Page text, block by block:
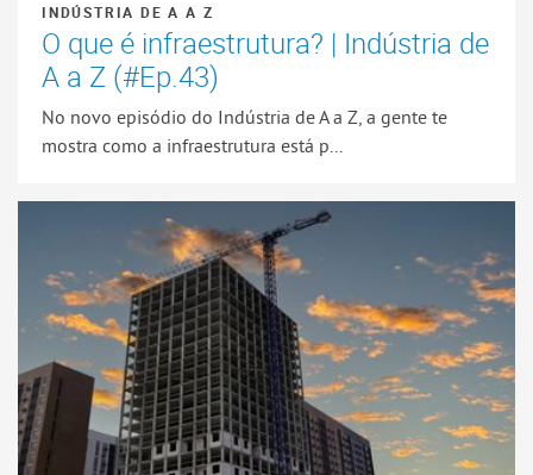
INDÚSTRIA DE A A Z
O que é infraestrutura? | Indústria de
A a Z (#Ep.43)
No novo episódio do Indústria de A a Z, a gente te
mostra como a infraestrutura está p...